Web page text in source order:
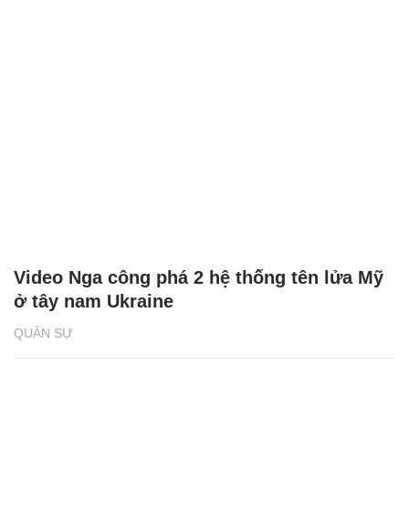
QUÂN SỰ
Video Nga công phá 2 hệ thống tên lửa Mỹ
ở tây nam Ukraine